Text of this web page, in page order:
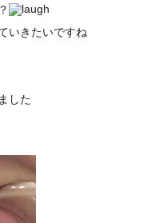
いきたいですね
した